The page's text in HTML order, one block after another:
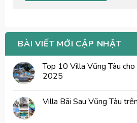
BÀI VIẾT MỚI CẬP NHẬT
Top 10 Villa Vũng Tàu
2025
Villa Bãi Sau Vũng Tàu